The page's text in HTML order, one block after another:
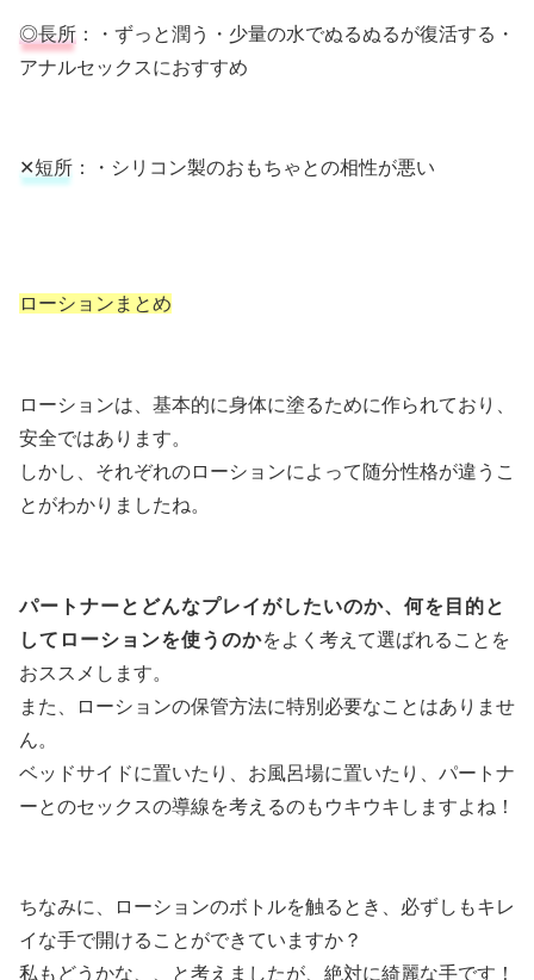
◎長所 ：・ずっと潤う・少量の水でぬるぬるが復活する・
アナルセックスにおすすめ
✕短所 ：・シリコン製のおもちゃとの相性が悪い
ローションまとめ
ローションは、基本的に身体に塗るために作られており、
安全ではあります。
しかし、それぞれのローションによって随分性格が違うこ
とがわかりましたね。
パートナーとどんなプレイがしたいのか、何を目的と
してローションを使うのかをよく考えて選ばれることを
おススメします。
また、ローションの保管方法に特別必要なことはありませ
ん。
ベッドサイドに置いたり、お風呂場に置いたり、パートナ
ーとのセックスの導線を考えるのもウキウキしますよね！
ちなみに、ローションのボトルを触るとき、必ずしもキレ
イな手で開けることができていますか？
私もどうかな、、と考えましたが、絶対に綺麗な手です！